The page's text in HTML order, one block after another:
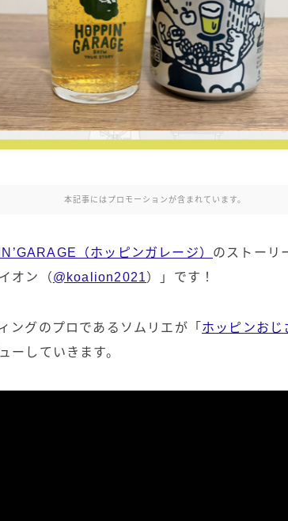
本記事にはプロモーションが含まれています。
（ホッピンガレージ） のストーリ
オン（@koalion2021）」です！
ングのプロであるソムリエが「 ホッピンおじ
ーしていきます。